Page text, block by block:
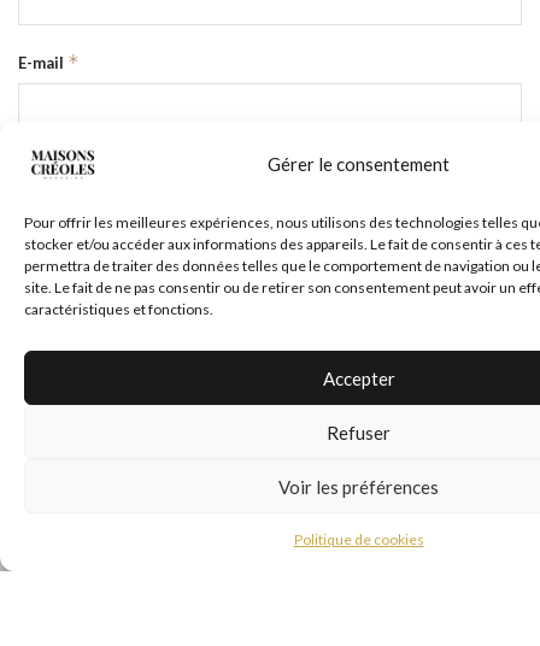
Gérer le consentement
Pour offrir les meilleures expériences, nous utilisons des technologies telles
stocker et/ou accéder aux informations des appareils. Le fait de consentir à ces
permettra de traiter des données telles que le comportement de navigation ou
site. Le fait de ne pas consentir ou de retirer son consentement peut avoir un
caractéristiques et fonctions.
Accepter
Refuser
Voir les préférences
Politique de cookies
E-mail *
Site web